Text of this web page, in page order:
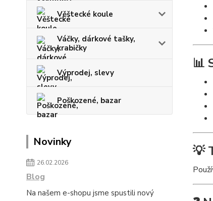
Věštecké koule
Váčky, dárkové tašky,
krabičky
Výprodej, slevy
Poškozené, bazar
Novinky
26.02.2026
Blog
Na našem e-shopu jsme spustili nový
📊
💡